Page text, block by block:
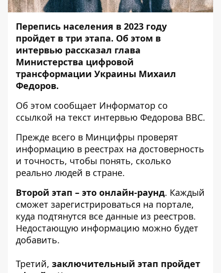
Перепись населения в 2023 году
пройдет в три этапа. Об этом в
интервью рассказал глава
Министерства цифровой
трансформации Украины Михаил
Федоров.
Об этом сообщает Информатор со
ссылкой на текст интервью Федорова BBC.
Прежде всего в Минцифры проверят
информацию в реестрах на достоверность
и точность, чтобы понять, сколько
реально людей в стране.
Второй этап – это онлайн-раунд. Каждый
сможет зарегистрироваться на портале,
куда подтянутся все данные из реестров.
Недостающую информацию можно будет
добавить.
Третий, заключительный этап пройдет